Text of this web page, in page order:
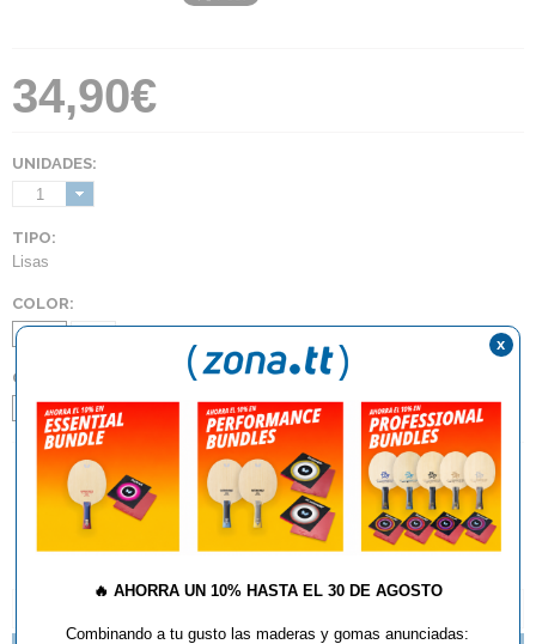
34,90€
UNIDADES:
1
TIPO:
Lisas
COLOR:
Negro
GROSOR:
2,0 Max
AÑADIR AL CARRITO
🔥 AHORRA UN 10% HASTA EL 30 DE AGOSTO
Combinando a tu gusto las maderas y gomas anunciadas:
x